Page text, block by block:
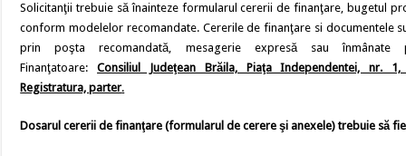
Solicitanţii trebuie să înainteze formularul cererii de finanţare, bugetul
conform modelelor recomandate. Cererile de finanţare si documentele
prin poşta recomandată, mesagerie expresă sau înmânate
Finanţatoare:Consiliul Judeţean Brăila, Piaţa Independentei, nr.
Registratura, parter.
Dosarul cererii de finanţare (formularul de cerere şi anexele) trebuie să